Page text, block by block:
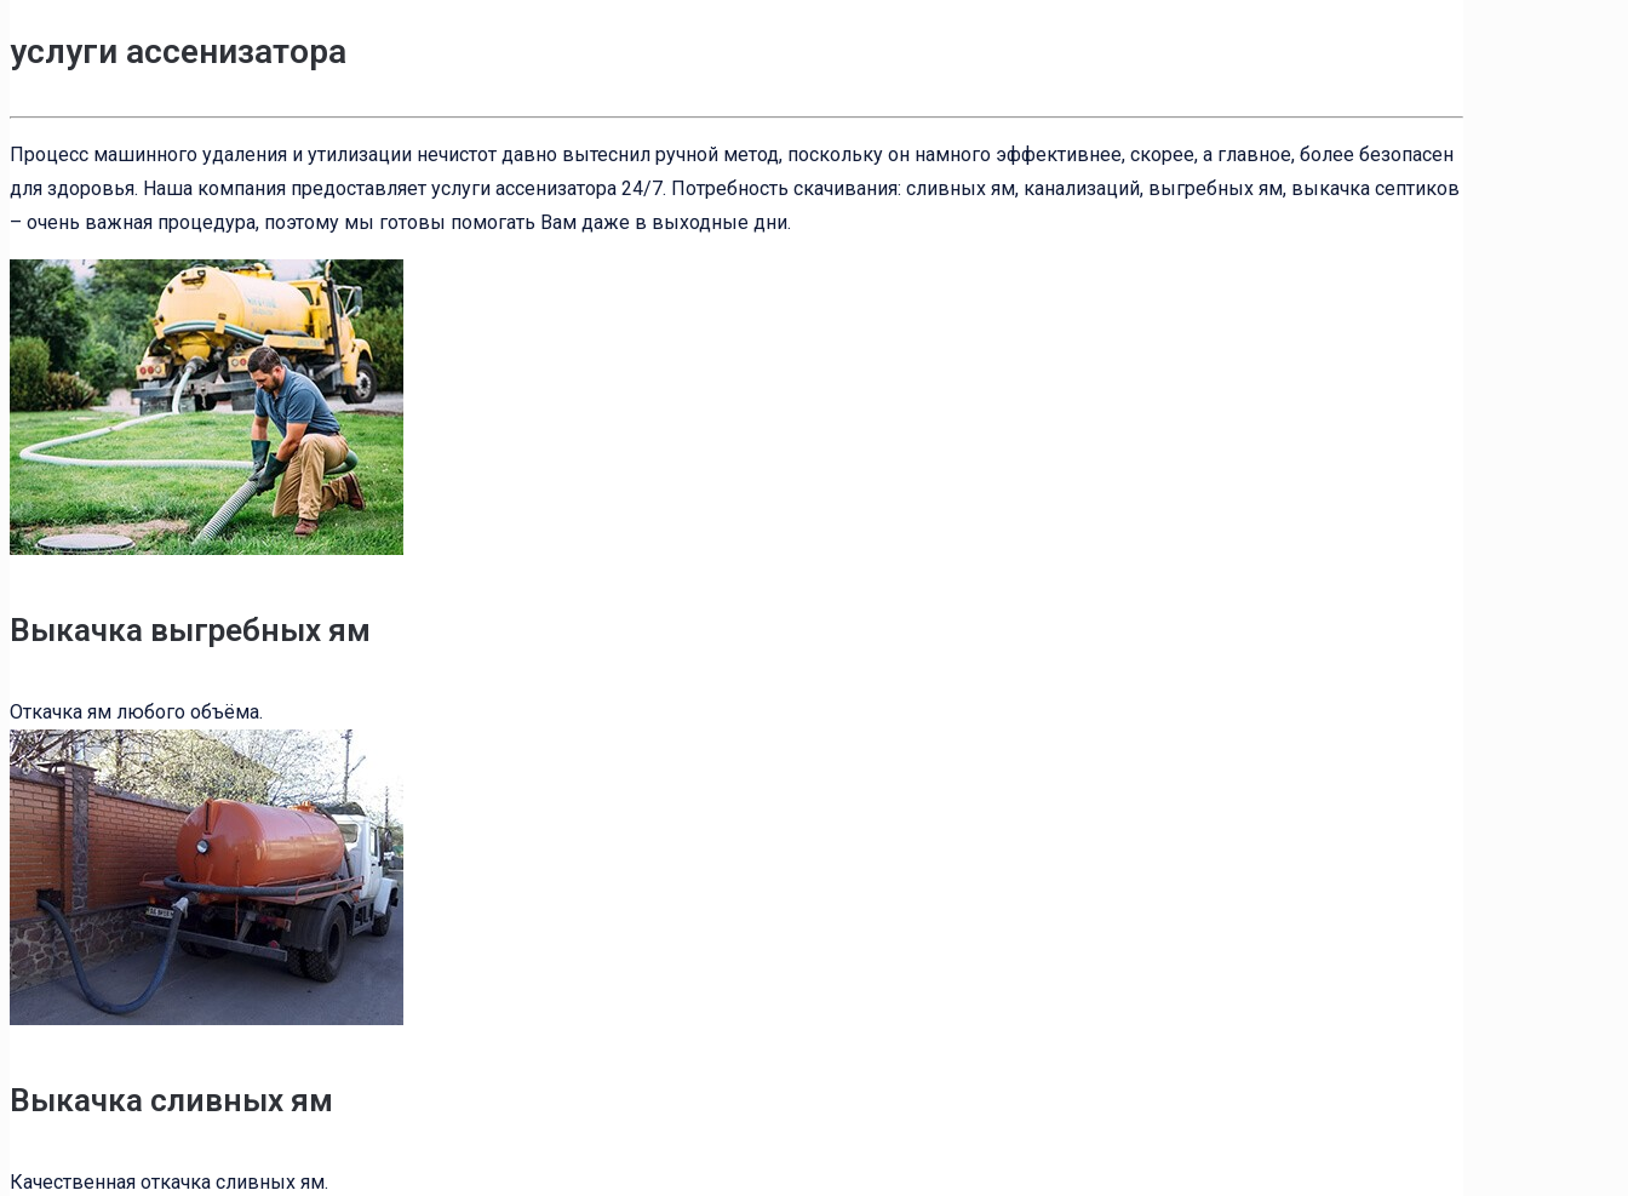
услуги ассенизатора
Процесс машинного удаления и утилизации нечистот давно вытеснил ручной метод, поскольку он намного эффективнее, скорее, а главное, более безопасен
для здоровья. Наша компания предоставляет услуги ассенизатора 24/7. Потребность скачивания: сливных ям, канализаций, выгребных ям, выкачка септиков
– очень важная процедура, поэтому мы готовы помогать Вам даже в выходные дни.
Выкачка выгребных ям
Откачка ям любого объёма.
Выкачка сливных ям
Качественная откачка сливных ям.